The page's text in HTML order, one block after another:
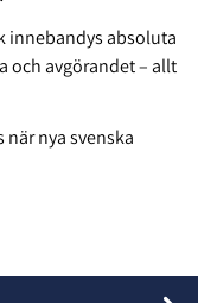
innebandys absoluta
och avgörandet – allt
nya svenska